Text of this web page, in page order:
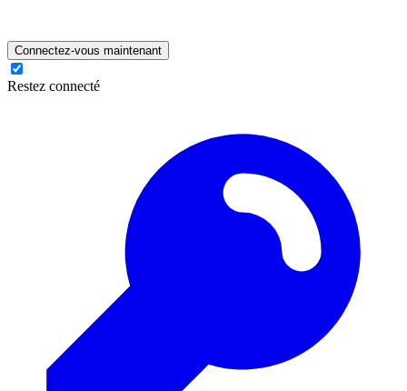
Connectez-vous maintenant
Restez connecté